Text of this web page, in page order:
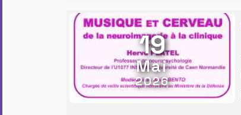
19
Mai
2026